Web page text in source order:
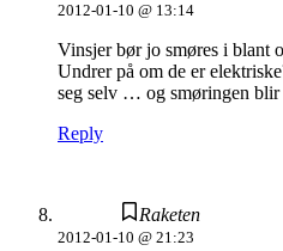
2012-01-10 @ 13:14
Vinsjer bør jo smøres i blant
Undrer på om de er
seg selv … og smøringen
Reply
Raketen
2012-01-10 @ 21:23